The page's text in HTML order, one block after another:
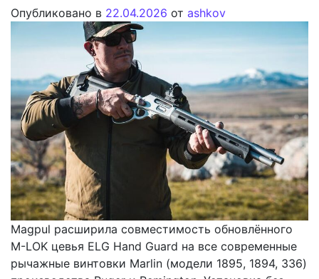
Опубликовано в 22.04.2026 от ashkov
Magpul расширила совместимость обновлённого
M-LOK цевья ELG Hand Guard на все современные
рычажные винтовки Marlin (модели 1895, 1894, 336)